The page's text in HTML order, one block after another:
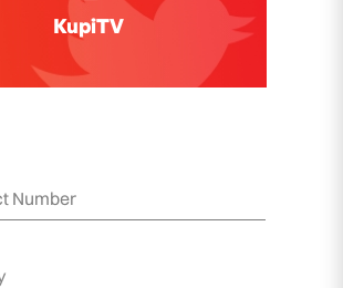
KupiTV